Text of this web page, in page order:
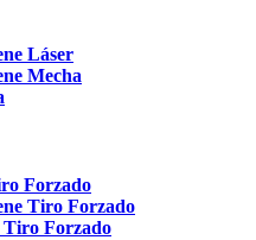
Láser
Mecha
Forzado
Tiro Forzado
Tiro Forzado